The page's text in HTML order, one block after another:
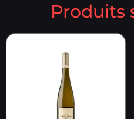
Produits